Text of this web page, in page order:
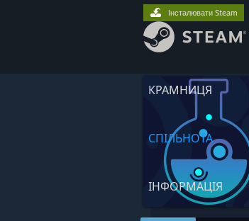
КРАМНИЦЯ
СПІЛЬНОТА
ІНФОРМАЦІЯ
Інсталювати Steam